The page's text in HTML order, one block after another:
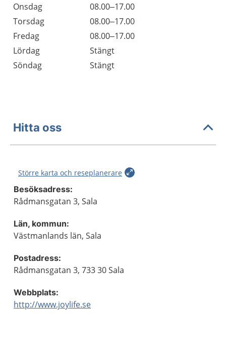
Onsdag
08.00–17.00
Torsdag
08.00–17.00
Fredag
08.00–17.00
Lördag
Stängt
Söndag
Stängt
Hitta oss
Större karta och reseplanerare
Besöksadress:
Rådmansgatan 3, Sala
Län, kommun:
Västmanlands län, Sala
Postadress:
Rådmansgatan 3, 733 30 Sala
Webbplats:
http://www.joylife.se